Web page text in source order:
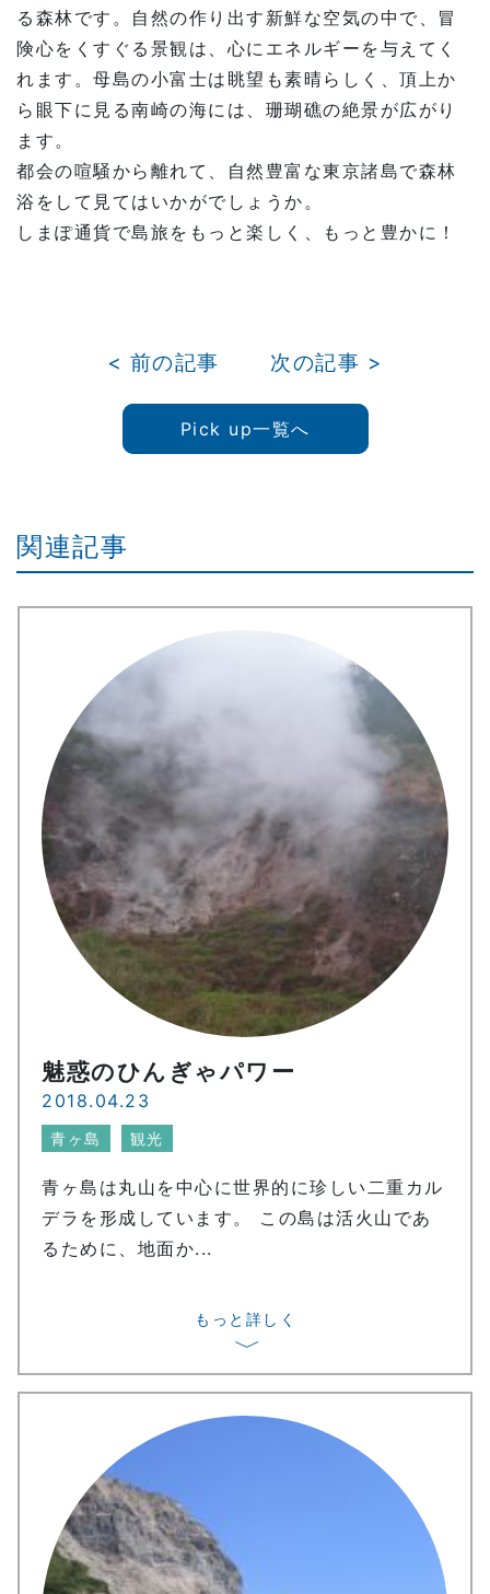
る森林です。自然の作り出す新鮮な空気の中で、冒
険心をくすぐる景観は、心にエネルギーを与えてく
れます。母島の小富士は眺望も素晴らしく、頂上か
ら眼下に見る南崎の海には、珊瑚礁の絶景が広がり
ます。
都会の喧騒から離れて、自然豊富な東京諸島で森林
浴をして見てはいかがでしょうか。
しまぽ通貨で島旅をもっと楽しく、もっと豊かに！
< 前の記事 次の記事 >
Pick up一覧へ
関連記事
魅惑のひんぎゃパワー
2018.04.23
青ヶ島 観光
青ヶ島は丸山を中心に世界的に珍しい二重カル
デラを形成しています。 この島は活火山であ
るために、地面か...
もっと詳しく
〉